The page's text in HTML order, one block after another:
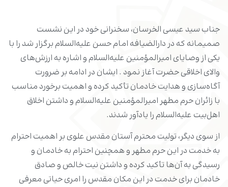
جناب سید عیسی الخرسان، سخنرانی خود در این نشست
صمیمانه که در دارالضیافه امام حسن علیه‌السلام برگزار شد را با
یکی از وصایای امیرالمؤمنین علیه‌السلام و اشاره به ارزش‌های
والای اخلاقی حضرت آغاز نمود . ایشان در ادامه بر ضرورت
آگاه‌سازی و هدایت خادمان تأکید کرده و اهمیت برخورد مناسب
با زائران حرم مطهر امیرالمؤمنین علیه‌السلام و داشتن اخلاق
اهل‌بیت علیه‌السلام را یادآور شدند.
از سوی دیگر، تولیت محترم آستان مقدس علوی بر اهمیت احترام
به خدمت در این حرم مطهر و همچنین احترام به خادمان و
رسیدگی به آن‌ها تأکید کرده و داشتن نیت خالص و صادق
خادمان برای خدمت در این مکان مقدس را امری حیاتی معرفی